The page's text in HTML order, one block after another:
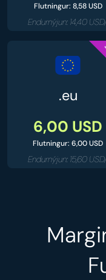
Flutningur: 8,58 USD
Endurnýjun: 14,40
.eu
6,00 USD
Flutningur: 6,00 USD
Endurnýjun: 15,60